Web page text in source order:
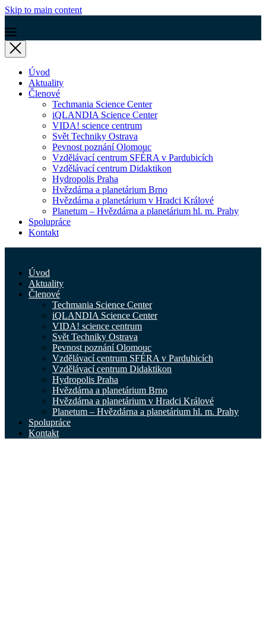
Skip to main content
Úvod
Aktuality
Členové
Techmania Science Center
iQLANDIA Science Center
VIDA! science centrum
Svět Techniky Ostrava
Pevnost poznání Olomouc
Vzdělávací centrum SFÉRA v Pardubicích
Vzdělávací centrum Didaktikon
Hydropolis Praha
Hvězdárna a planetárium Brno
Hvězdárna a planetárium v Hradci Králové
Planetum – Hvězdárna a planetárium hl. m. Prahy
Spolupráce
Kontakt
Úvod
Aktuality
Členové
Techmania Science Center
iQLANDIA Science Center
VIDA! science centrum
Svět Techniky Ostrava
Pevnost poznání Olomouc
Vzdělávací centrum SFÉRA v Pardubicích
Vzdělávací centrum Didaktikon
Hydropolis Praha
Hvězdárna a planetárium Brno
Hvězdárna a planetárium v Hradci Králové
Planetum – Hvězdárna a planetárium hl. m. Prahy
Spolupráce
Kontakt